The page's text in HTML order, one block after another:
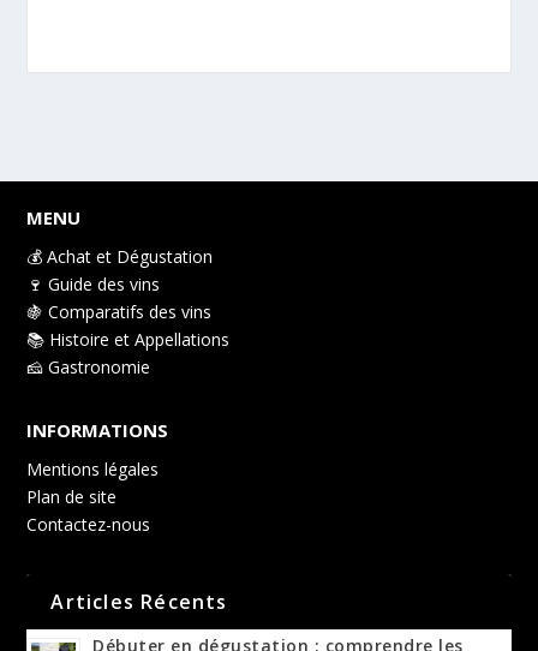
MENU
💰 Achat et Dégustation
🍷 Guide des vins
🍇 Comparatifs des vins
📚 Histoire et Appellations
🧀 Gastronomie
INFORMATIONS
Mentions légales
Plan de site
Contactez-nous
Articles Récents
Débuter en dégustation : comprendre les